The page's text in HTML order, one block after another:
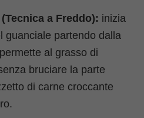
a Freddo): inizia
guanciale partendo dalla
al grasso di
bruciare la parte
di carne croccante